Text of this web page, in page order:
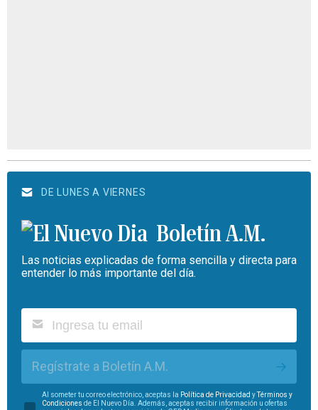
DE LUNES A VIERNES
Boletín A.M.
Las noticias explicadas de forma sencilla y directa para
entender lo más importante del día.
Regístrate a Boletín A.M.
Al someter tu correo electrónico, aceptas la Política de Privacidad y
Términos y
Condiciones de El Nuevo Día. Además, aceptas recibir información u ofertas